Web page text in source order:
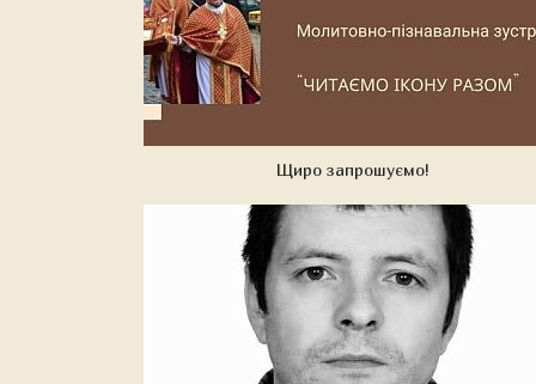
Щиро запрошуємо!